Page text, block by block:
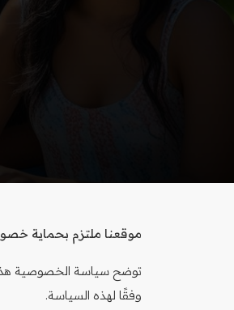
موقعنا ملتزم بحماية
توضح سياسة الخصوصية هذه
وفقًا لهذه السياسة.